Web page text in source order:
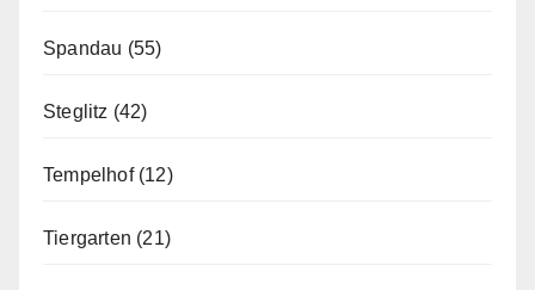
Spandau (55)
Steglitz (42)
Tempelhof(12)
Tiergarten (21)